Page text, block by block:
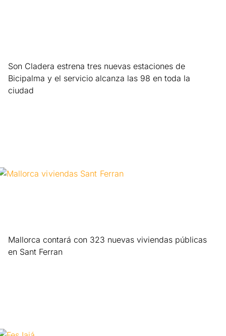
Son Cladera estrena tres nuevas estaciones de
Bicipalma y el servicio alcanza las 98 en toda la
ciudad
Mallorca contará con 323 nuevas viviendas públicas
en Sant Ferran